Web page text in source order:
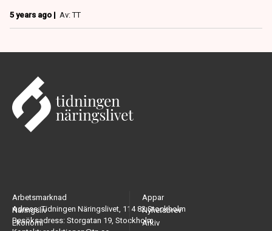
5 years ago | Av: TT
Adress: Tidningen Näringslivet, 114 82 Stockholm
Besöksadress: Storgatan 19, Stockholm
Arbetsmarknad
Näringsliv
Ekonomi
Appar
Nyhetsbrev
Arkiv